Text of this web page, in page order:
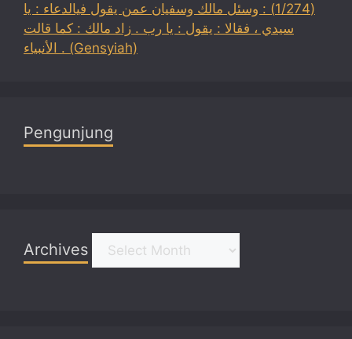
(1/274) : وسئل مالك وسفيان عمن يقول فيالدعاء : يا
سيدي ، فقالا : يقول : يا رب . زاد مالك : كما قالت
الأنبياء . (Gensyiah)
Pengunjung
Archives Archives